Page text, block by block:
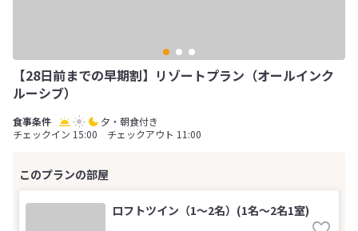
【28日前までの早期割】リゾートプラン（オールインク
ルーシブ）
夕・朝食付き
チェックイン 15:00 チェックアウト 11:00
ロフトツイン（1～2名）(1名～2名1室)